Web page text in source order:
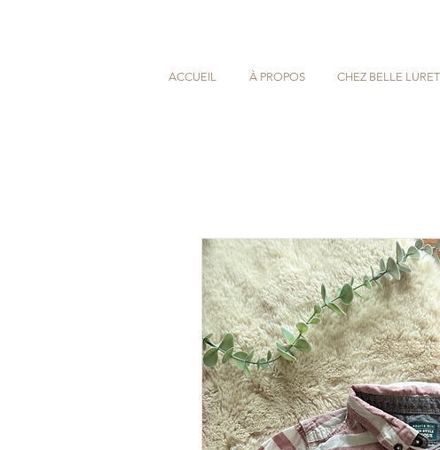
ACCUEIL À PROPOS CHEZ BELLE